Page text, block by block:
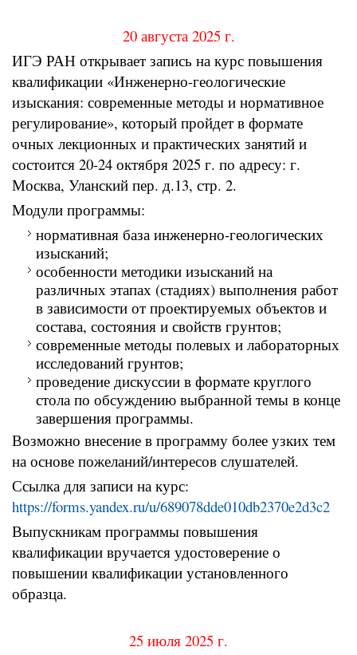
20 августа 2025 г.
ИГЭ РАН открывает запись на курс повышения
квалификации «Инженерно-геологические
изыскания: современные методы и нормативное
регулирование», который пройдет в формате
очных лекционных и практических занятий и
состоится 20-24 октября 2025 г. по адресу: г.
Москва, Уланский пер. д.13, стр. 2.
Модули программы:
нормативная база инженерно-геологических
изысканий;
особенности методики изысканий на
различных этапах (стадиях) выполнения работ
в зависимости от проектируемых объектов и
состава, состояния и свойств грунтов;
современные методы полевых и лабораторных
исследований грунтов;
проведение дискуссии в формате круглого
стола по обсуждению выбранной темы в конце
завершения программы.
Возможно внесение в программу более узких тем
на основе пожеланий/интересов слушателей.
Ссылка для записи на курс:
https://forms.yandex.ru/u/689078dde010db2370e2d3c2
Выпускникам программы повышения
квалификации вручается удостоверение о
повышении квалификации установленного
образца.
25 июля 2025 г.